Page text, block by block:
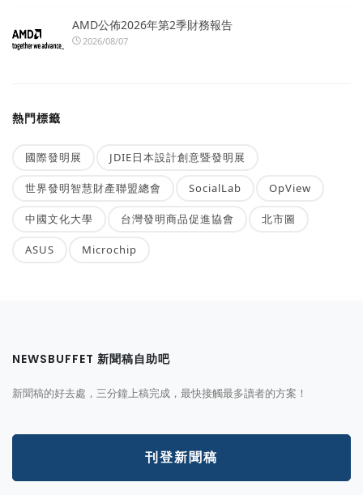
AMD公佈2026年第2季財務報告
2026/08/07
熱門標籤
國際發明展 JDIE日本設計創意暨發明展
世界發明智慧財產聯盟總會 SocialLab OpView
中國文化大學 台灣發明商品促進協會 北市圖
ASUS Microchip
NEWSBUFFET 新聞稿自助吧
新聞稿的好去處，三分鐘上稿完成，最快接觸最多讀者的方案！
刊登新聞稿